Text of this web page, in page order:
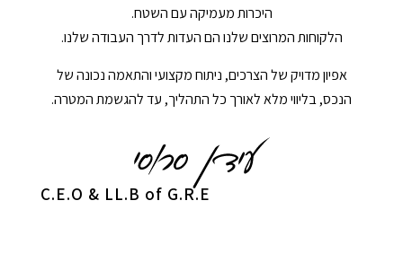
היכרות מעמיקה עם השטח.
הלקוחות המרוצים שלנו הם העדות לדרך העבודה שלנו.
אפיון מדויק של הצרכים, ניתוח מקצועי והתאמה נכונה של
הנכס, בליווי מלא לאורך כל התהליך, עד להגשמת המטרה.
C.E.O & LL.B of G.R.E